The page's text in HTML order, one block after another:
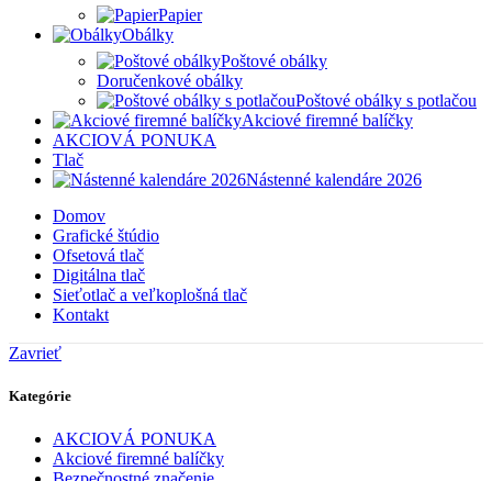
Papier
Obálky
Poštové obálky
Doručenkové obálky
Poštové obálky s potlačou
Akciové firemné balíčky
AKCIOVÁ PONUKA
Tlač
Nástenné kalendáre 2026
Domov
Grafické štúdio
Ofsetová tlač
Digitálna tlač
Sieťotlač a veľkoplošná tlač
Kontakt
Zavrieť
Kategórie
AKCIOVÁ PONUKA
Akciové firemné balíčky